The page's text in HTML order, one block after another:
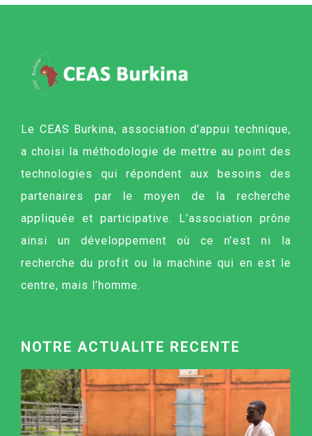
Le CEAS Burkina, association d’appui technique,
a choisi la méthodologie de mettre au point des
technologies qui répondent aux besoins des
partenaires par le moyen de la recherche
appliquée et participative. L’association prône
ainsi un développement où ce n’est ni la
recherche du profit ou la machine qui en est le
centre, mais l’homme.
NOTRE ACTUALITE RECENTE